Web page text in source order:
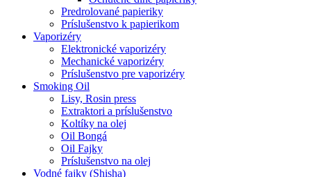
Predrolované papieriky
Príslušenstvo k papierikom
Vaporizéry
Elektronické vaporizéry
Mechanické vaporizéry
Príslušenstvo pre vaporizéry
Smoking Oil
Lisy, Rosin press
Extraktori a príslušenstvo
Koltíky na olej
Oil Bongá
Oil Fajky
Príslušenstvo na olej
Vodné fajky (Shisha)